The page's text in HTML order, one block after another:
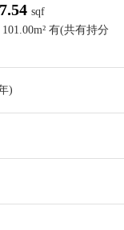
sqf
有(共有持分
)